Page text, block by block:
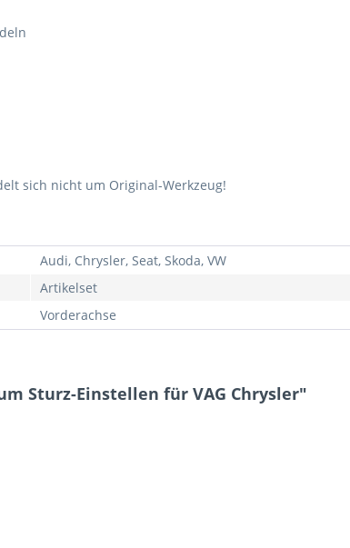
sich nicht um Original-Werkzeug!
Audi, Chrysler, Seat, Skoda, VW
Artikelset
Vorderachse
Sturz-Einstellen für VAG Chrysler"